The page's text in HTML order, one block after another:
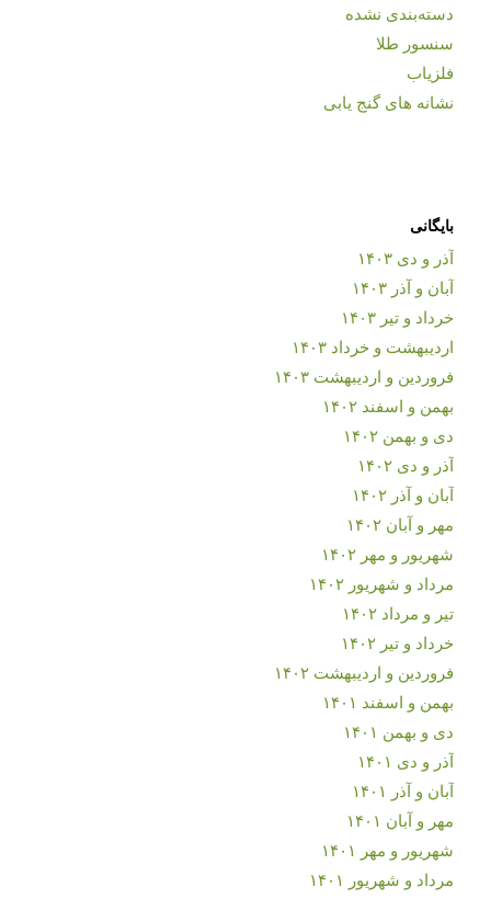
دسته‌بندی نشده
سنسور طلا
فلزیاب
نشانه های گنج یابی
بایگانی
آذر و دی ۱۴۰۳
آبان و آذر ۱۴۰۳
خرداد و تیر ۱۴۰۳
اردیبهشت و خرداد ۱۴۰۳
فروردین و اردیبهشت ۱۴۰۳
بهمن و اسفند ۱۴۰۲
دی و بهمن ۱۴۰۲
آذر و دی ۱۴۰۲
آبان و آذر ۱۴۰۲
مهر و آبان ۱۴۰۲
شهریور و مهر ۱۴۰۲
مرداد و شهریور ۱۴۰۲
تیر و مرداد ۱۴۰۲
خرداد و تیر ۱۴۰۲
فروردین و اردیبهشت ۱۴۰۲
بهمن و اسفند ۱۴۰۱
دی و بهمن ۱۴۰۱
آذر و دی ۱۴۰۱
آبان و آذر ۱۴۰۱
مهر و آبان ۱۴۰۱
شهریور و مهر ۱۴۰۱
مرداد و شهریور ۱۴۰۱